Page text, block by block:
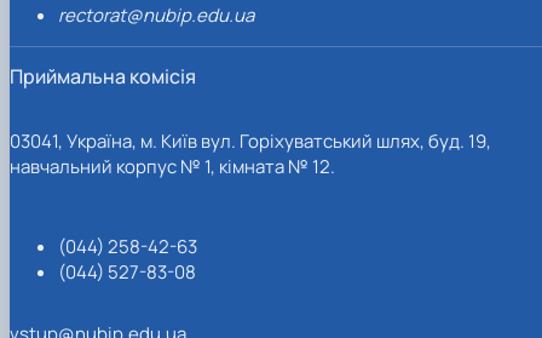
rectorat@nubip.edu.ua
Приймальна комісія
03041, Україна, м. Київ вул. Горіхуватський шлях, буд. 19,
навчальний корпус № 1, кімната № 12.
(044) 258-42-63
(044) 527-83-08